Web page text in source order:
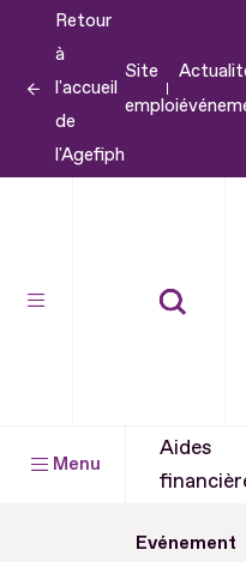
contenu
Retour
à
l'accueil
de
l'Agefiph
Site
emploi
Menu
Aides
Evénement